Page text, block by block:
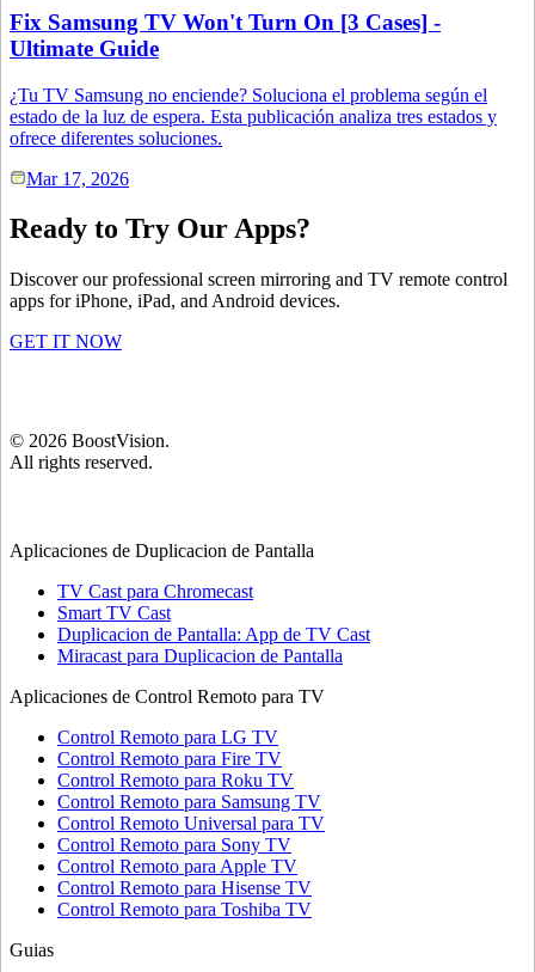
Fix Samsung TV Won't Turn On [3 Cases] -
Ultimate Guide
¿Tu TV Samsung no enciende? Soluciona el problema según el
estado de la luz de espera. Esta publicación analiza tres estados y
ofrece diferentes soluciones.
Mar 17, 2026
Ready to Try Our Apps?
Discover our professional screen mirroring and TV remote control
apps for iPhone, iPad, and Android devices.
GET IT NOW
© 2026 BoostVision.
All rights reserved.
Aplicaciones de Duplicacion de Pantalla
TV Cast para Chromecast
Smart TV Cast
Duplicacion de Pantalla: App de TV Cast
Miracast para Duplicacion de Pantalla
Aplicaciones de Control Remoto para TV
Control Remoto para LG TV
Control Remoto para Fire TV
Control Remoto para Roku TV
Control Remoto para Samsung TV
Control Remoto Universal para TV
Control Remoto para Sony TV
Control Remoto para Apple TV
Control Remoto para Hisense TV
Control Remoto para Toshiba TV
Guias